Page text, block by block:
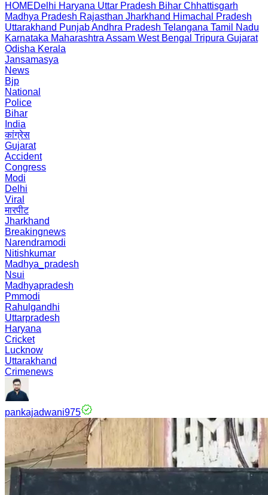
HOMEDelhi Haryana Uttar Pradesh Bihar Chhattisgarh
Madhya Pradesh Rajasthan Jharkhand Himachal Pradesh
Uttarakhand PunjabAndhra Pradesh Telangana Tamil Nadu
Karnataka Maharashtra Assam West Bengal Tripura Gujarat
Odisha Kerala
Jansamasya
News
Bjp
National
Police
Bihar
India
कांग्रेस
Gujarat
Accident
Congress
Modi
Delhi
Viral
मारपीट
Jharkhand
Breakingnews
Narendramodi
Nitishkumar
Madhya_pradesh
Nsui
Madhyapradesh
Pmmodi
Rahulgandhi
Uttarpradesh
Haryana
Cricket
Lucknow
Uttarakhand
Crimenews
pankajadwani975